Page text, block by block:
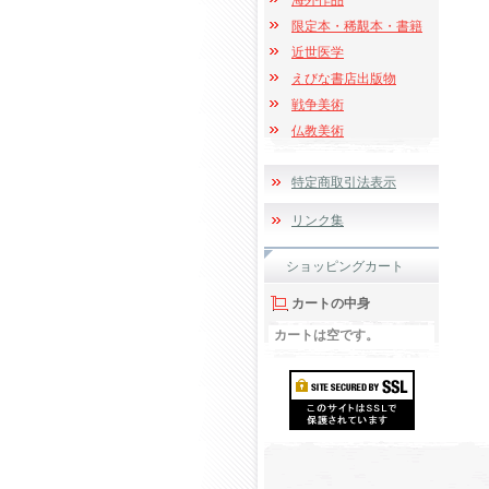
限定本・稀覯本・書籍
近世医学
えびな書店出版物
戦争美術
仏教美術
特定商取引法表示
リンク集
ショッピングカート
カートの中身
カートは空です。